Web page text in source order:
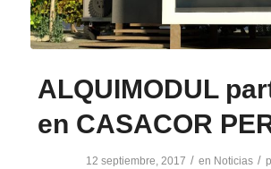
ALQUIMODUL
en CASACOR
12 septiembre, 2017 / en Noticias /